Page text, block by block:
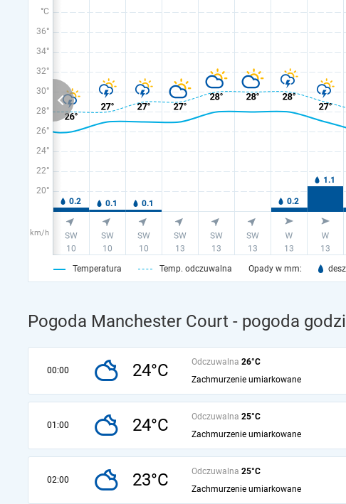
°C
36°
34°
32°
30°
28°
26°
24°
22°
20°
km/h
Temperatura Temp. odczuwalna Opady w mm:
Pogoda Manchester Court - pogoda
00:00 24°C Odczuwalna 26°C
Zachmurzenie umiarkowane
01:00 24°C Odczuwalna 25°C
Zachmurzenie umiarkowane
02:00 23°C Odczuwalna 25°C
Zachmurzenie umiarkowane